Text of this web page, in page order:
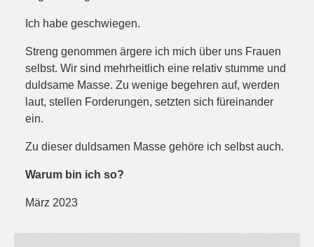
Ich habe geschwiegen.
Streng genommen ärgere ich mich über uns Frauen
selbst. Wir sind mehrheitlich eine relativ stumme und
duldsame Masse. Zu wenige begehren auf, werden
laut, stellen Forderungen, setzten sich füreinander
ein.
Zu dieser duldsamen Masse gehöre ich selbst auch.
Warum bin ich so?
März 2023